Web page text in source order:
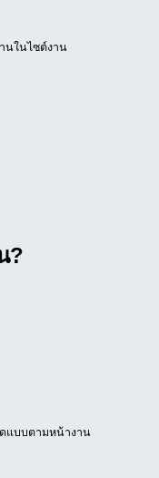
นในไซต์งาน
?
แบบตามหน้างาน